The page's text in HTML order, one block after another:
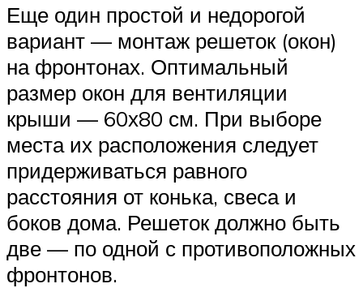
Еще один простой и недорогой
вариант — монтаж решеток (окон)
на фронтонах. Оптимальный
размер окон для вентиляции
крыши — 60х80 см. При выборе
места их расположения следует
придерживаться равного
расстояния от конька, свеса и
боков дома. Решеток должно быть
две — по одной с противоположных
фронтонов.